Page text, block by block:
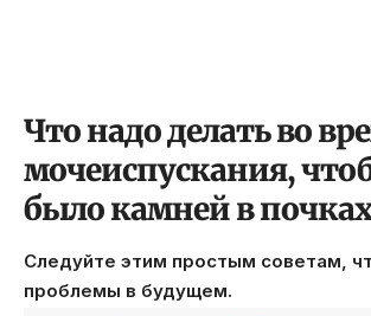
Что надо делать во
мочеиспускания,
было камней в почках
Следуйте этим простым советам,
проблемы в будущем.